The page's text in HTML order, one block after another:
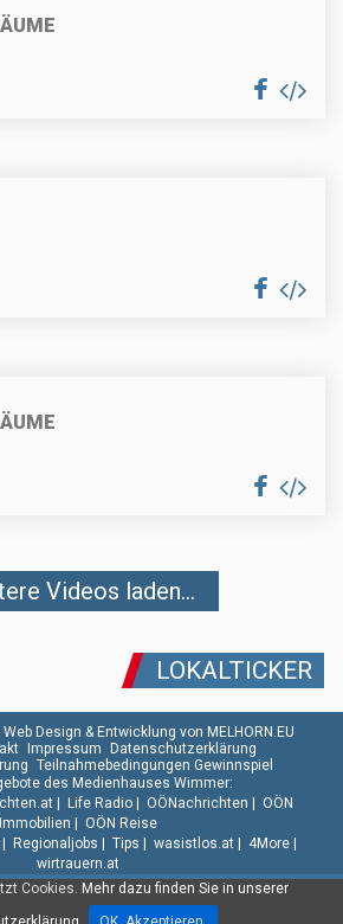
Videos laden...
LOKALTICKER
Cookies. Mehr dazu finden Sie in unserer
Web Design & Entwicklung von MELHORN.EU
Impressum
Datenschutzerklärung
Teilnahmebedingungen Gewinnspiel
des Medienhauses Wimmer:
| Life Radio| OÖNachrichten
OÖN
Immobilien
OÖN Reise
Regionaljobs Tips wasistlos.at| 4More|
wirtrauern.at